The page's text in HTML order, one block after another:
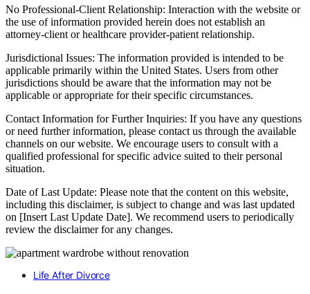
No Professional-Client Relationship: Interaction with the website or
the use of information provided herein does not establish an
attorney-client or healthcare provider-patient relationship.
Jurisdictional Issues: The information provided is intended to be
applicable primarily within the United States. Users from other
jurisdictions should be aware that the information may not be
applicable or appropriate for their specific circumstances.
Contact Information for Further Inquiries: If you have any questions
or need further information, please contact us through the available
channels on our website. We encourage users to consult with a
qualified professional for specific advice suited to their personal
situation.
Date of Last Update: Please note that the content on this website,
including this disclaimer, is subject to change and was last updated
on [Insert Last Update Date]. We recommend users to periodically
review the disclaimer for any changes.
Life After Divorce